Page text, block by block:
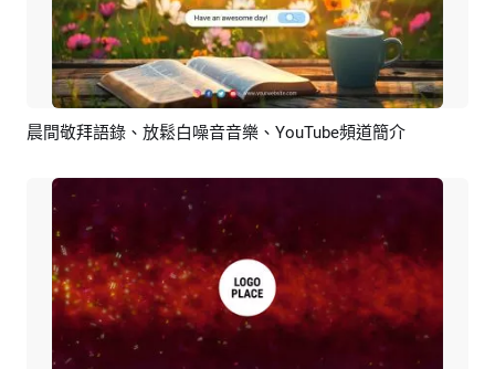
預覽 編輯
晨間敬拜語錄、放鬆白噪音音樂、YouTube頻道簡介